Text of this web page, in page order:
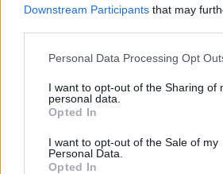
Downstream Participants that may
Please note that this website/app uses
not limited to your visit or usage
grant or deny consent to Google and
use your data for below specified
consent section.
Personal Data Processing Opt
I want to opt-out of the Sharing of
personal data.
Opted In
I want to opt-out of the Sale of my
Personal Data.
Opted In